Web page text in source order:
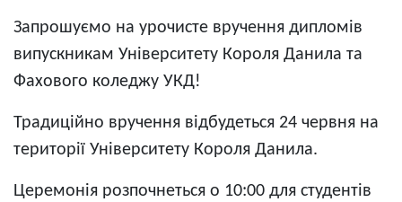
Запрошуємо на урочисте вручення дипломів
випускникам Університету Короля Данила та
Фахового коледжу УКД!
Традиційно вручення відбудеться 24 червня на
території Університету Короля Данила.
Церемонія розпочнеться о 10:00 для студентів